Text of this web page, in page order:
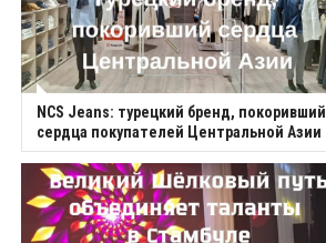
NCS Jeans: турецкий бренд, покоривший
сердца покупателей Центральной Азии